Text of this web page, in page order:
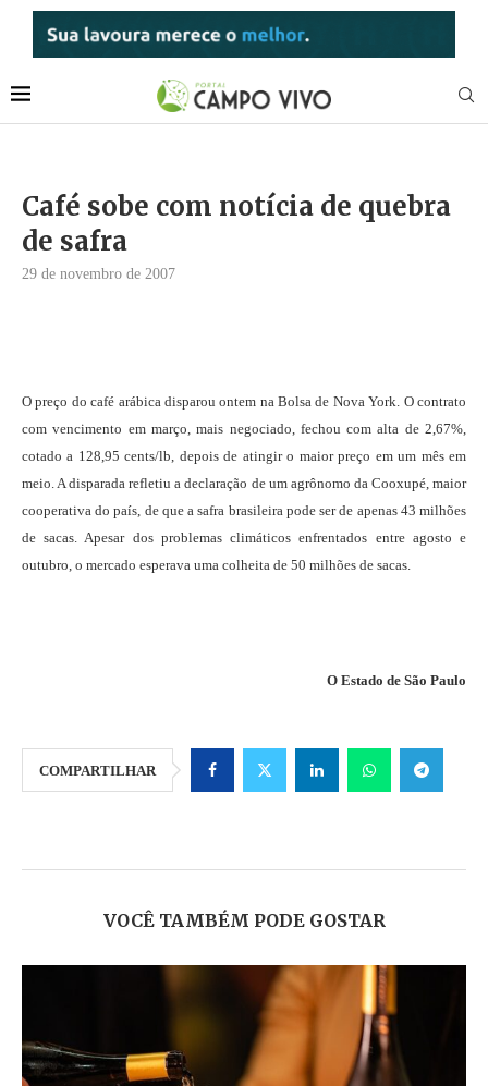
Café sobe com notícia de quebra
de safra
29 de novembro de 2007
O preço do café arábica disparou ontem na Bolsa de Nova York. O contrato
com vencimento em março, mais negociado, fechou com alta de 2,67%,
cotado a 128,95 cents/lb, depois de atingir o maior preço em um mês em
meio. A disparada refletiu a declaração de um agrônomo da Cooxupé, maior
cooperativa do país, de que a safra brasileira pode ser de apenas 43 milhões
de sacas. Apesar dos problemas climáticos enfrentados entre agosto e
outubro, o mercado esperava uma colheita de 50 milhões de sacas.
O Estado de São Paulo
COMPARTILHAR
VOCÊ TAMBÉM PODE GOSTAR